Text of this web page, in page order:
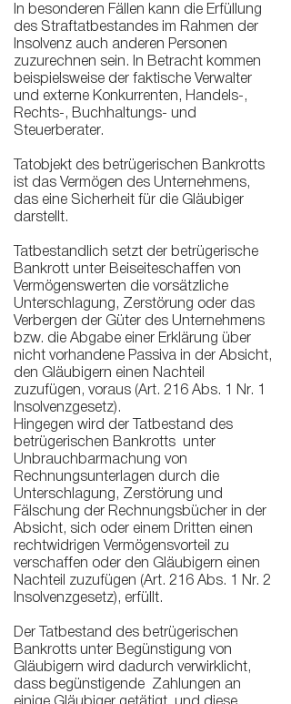
In besonderen Fällen kann die Erfüllung
des Straftatbestandes im Rahmen der
Insolvenz auch anderen Personen
zuzurechnen sein. In Betracht kommen
beispielsweise der faktische Verwalter
und externe Konkurrenten, Handels-,
Rechts-, Buchhaltungs- und
Steuerberater.
Tatobjekt des betrügerischen Bankrotts
ist das Vermögen des Unternehmens,
das eine Sicherheit für die Gläubiger
darstellt.
Tatbestandlich setzt der betrügerische
Bankrott unter Beiseiteschaffen von
Vermögenswerten die vorsätzliche
Unterschlagung, Zerstörung oder das
Verbergen der Güter des Unternehmens
bzw. die Abgabe einer Erklärung über
nicht vorhandene Passiva in der Absicht,
den Gläubigern einen Nachteil
zuzufügen, voraus (Art. 216 Abs. 1 Nr. 1
Insolvenzgesetz).
Hingegen wird der Tatbestand des
betrügerischen Bankrotts unter
Unbrauchbarmachung von
Rechnungsunterlagen durch die
Unterschlagung, Zerstörung und
Fälschung der Rechnungsbücher in der
Absicht, sich oder einem Dritten einen
rechtwidrigen Vermögensvorteil zu
verschaffen oder den Gläubigern einen
Nachteil zuzufügen (Art. 216 Abs. 1 Nr. 2
Insolvenzgesetz), erfüllt.
Der Tatbestand des betrügerischen
Bankrotts unter Begünstigung von
Gläubigern wird dadurch verwirklicht,
dass begünstigende Zahlungen an